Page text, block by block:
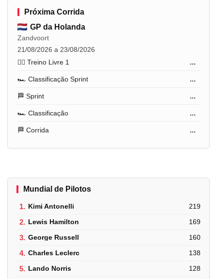
Próxima Corrida
GP da Holanda
Zandvoort
21/08/2026 a 23/08/2026
🏋️‍♂️ Treino Livre 1
...
🏎️ Classificação Sprint ...
🏁 Sprint ...
🏎️ Classificação ...
🏁 Corrida ...
Mundial de Pilotos
1. Kimi Antonelli 219
2. Lewis Hamilton 169
3. George Russell 160
4. Charles Leclerc 138
5. Lando Norris 128